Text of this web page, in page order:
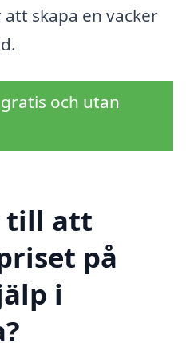
skapa en vacker
och utan
till att
på
i